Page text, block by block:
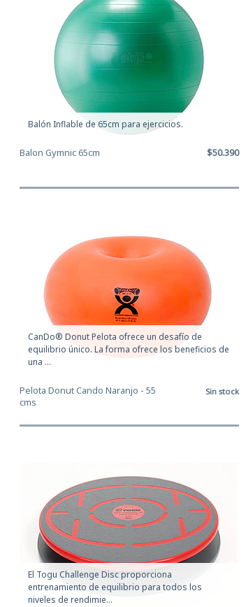
Balón Inflable de 65cm para ejercicios.
Balon Gymnic 65cm $50.390
CanDo® Donut Pelota ofrece un desafío de
equilibrio único. La forma ofrece los beneficios de
una ...
Pelota Donut Cando Naranjo - 55
cms
Sin stock
El Togu Challenge Disc proporciona
entrenamiento de equilibrio para todos los
niveles de rendimie...